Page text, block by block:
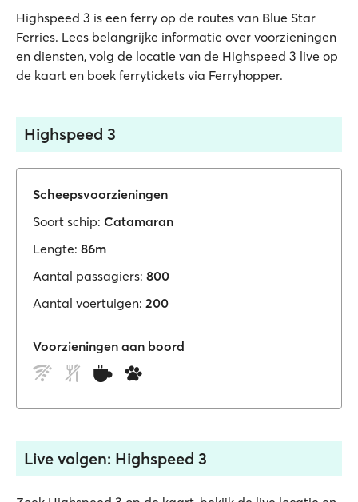
Highspeed 3 is een ferry op de routes van Blue Star
Ferries. Lees belangrijke informatie over voorzieningen
en diensten, volg de locatie van de Highspeed 3 live op
de kaart en boek ferrytickets via Ferryhopper.
Highspeed 3
Scheepsvoorzieningen
Soort schip: Catamaran
Lengte: 86m
Aantal passagiers: 800
Aantal voertuigen: 200
Voorzieningen aan boord
Live volgen: Highspeed 3